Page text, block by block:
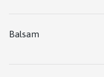
Balsam